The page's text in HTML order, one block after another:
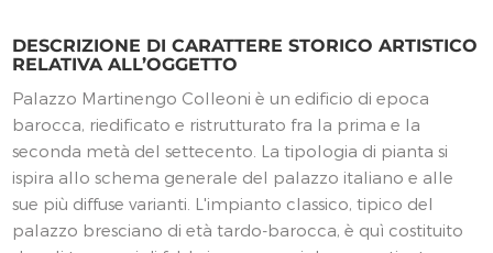
DESCRIZIONE DI CARATTERE STORICO ARTISTICO
RELATIVA ALL’OGGETTO
Palazzo Martinengo Colleoni è un edificio di epoca
barocca, riedificato e ristrutturato fra la prima e la
seconda metà del settecento. La tipologia di pianta si
ispira allo schema generale del palazzo italiano e alle
sue più diffuse varianti. L'impianto classico, tipico del
palazzo bresciano di età tardo-barocca, è quì costituito